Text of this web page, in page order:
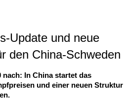
Update und neue
den China-Schweden
nach: In China startet das
und einer neuen Struktur